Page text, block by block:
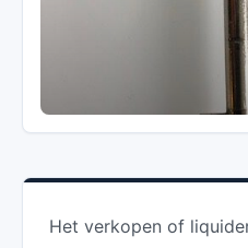
Het verkopen of